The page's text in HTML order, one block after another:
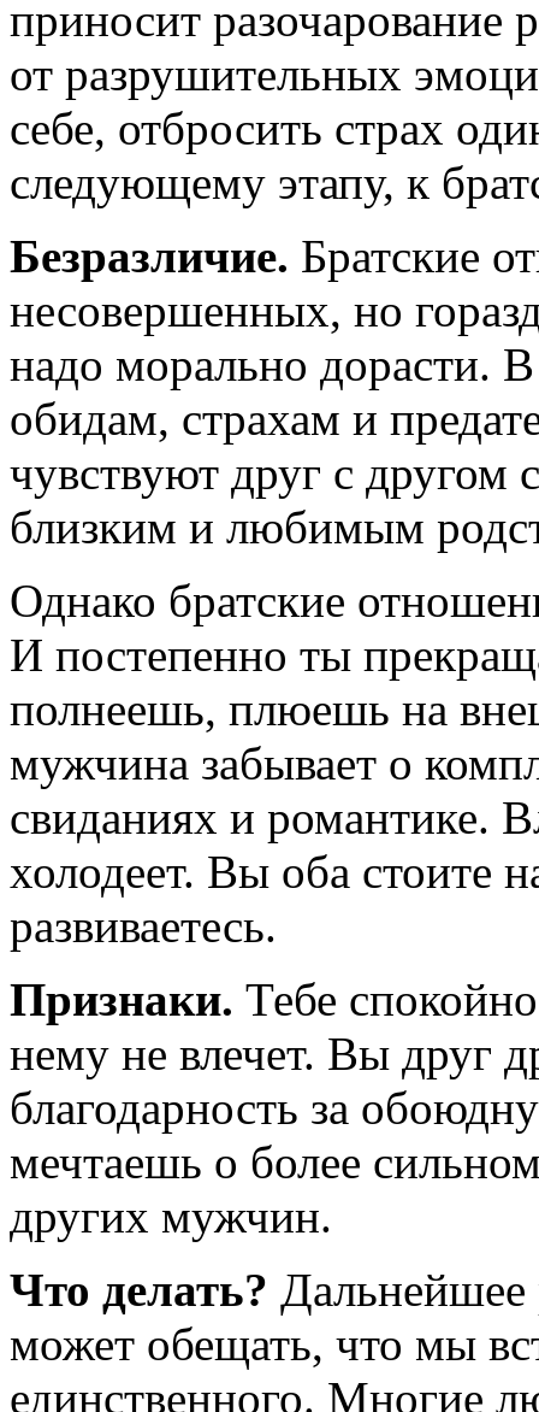
приносит разочарование
от разрушительных
себе, отбросить страх
следующему этапу, к
Безразличие. Братские
несовершенных, но
надо морально дорасти.
обидам, страхам и
чувствуют друг с другом
близким и любимым
Однако братские
И постепенно ты
полнеешь, плюешь на
мужчина забывает о
свиданиях и романтике.
холодеет. Вы оба стоите
развиваетесь.
Признаки. Тебе
нему не влечет. Вы друг
благодарность за
мечтаешь о более
других мужчин.
Что делать? Дальнейшее
может обещать, что мы
единственного. Многие